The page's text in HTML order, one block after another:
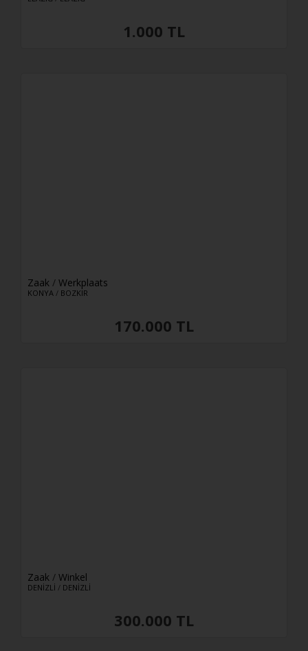
1.000 TL
Zaak / Werkplaats
KONYA / BOZKIR
170.000 TL
Zaak / Winkel
DENİZLİ / DENİZLİ
300.000 TL